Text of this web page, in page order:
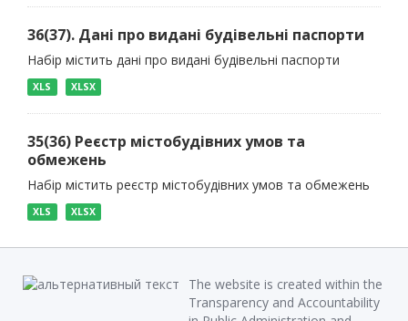
36(37). Дані про видані будівельні паспорти
Набір містить дані про видані будівельні паспорти
XLS XLSX
35(36) Реєстр містобудівних умов та
обмежень
Набір містить реєстр містобудівних умов та обмежень
XLS XLSX
The website is created within the
Transparency and Accountability